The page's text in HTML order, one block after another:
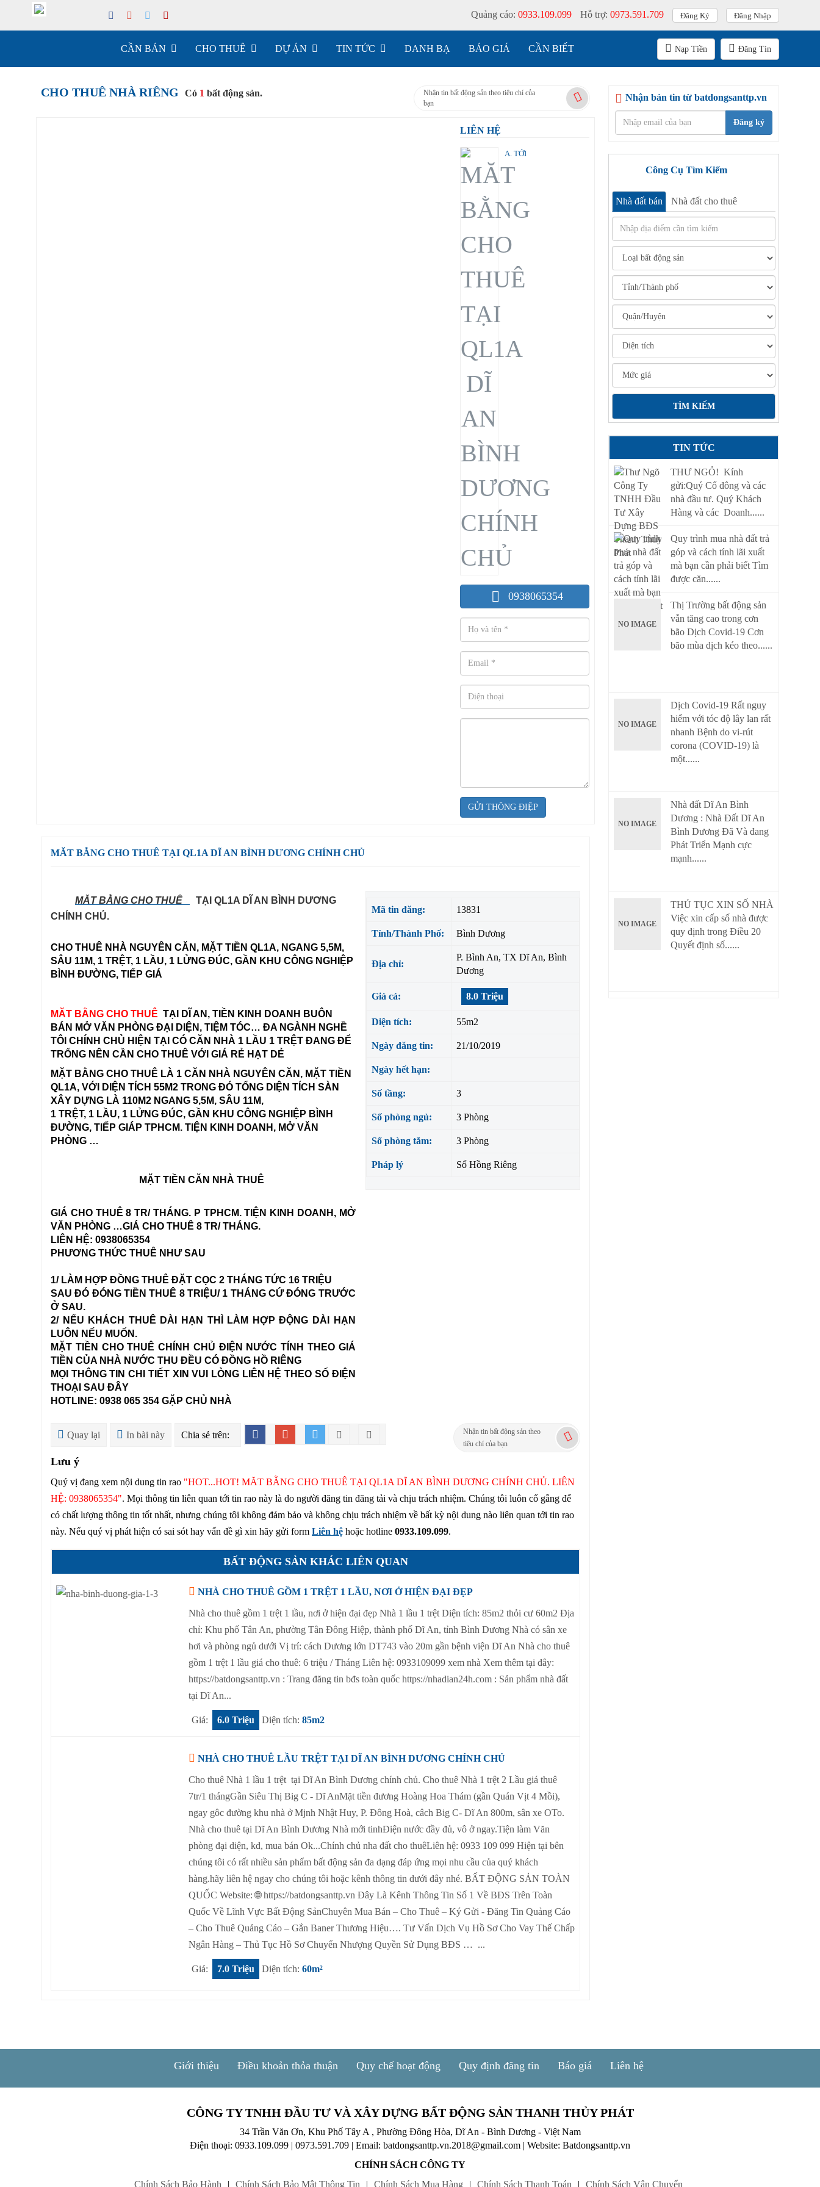
Quảng cáo: 0933.109.099 Hỗ trợ: 0973.591.709 Đăng Ký Đăng Nhập
CẦN BÁN CHO THUÊ DỰ ÁN TIN TỨC DANH BẠ BÁO GIÁ CẦN BIẾT Nạp Tiền Đăng Tin
CHO THUÊ NHÀ RIÊNG Có 1 bất động sản.
Nhận tin bất động sản theo tiêu chí của
bạn
LIÊN HỆ
A. TỚI
0938065354
GỬI THÔNG ĐIỆP
MĂT BẰNG CHO THUÊ TẠI QL1A DĨ AN BÌNH DƯƠNG CHÍNH CHỦ
Mã tin đăng: 13831
Tỉnh/Thành Phố: Bình Dương
Địa chỉ:
P. Bình An, TX Dĩ An, Bình
Dương
Giá cả: 8.0 Triệu
Diện tích: 55m2
Ngày đăng tin: 21/10/2019
Ngày hết hạn:
Số tầng: 3
Số phòng ngủ: 3 Phòng
Số phòng tắm: 3 Phòng
Pháp lý Sổ Hồng Riêng
MĂT BẰNG CHO THUÊ
TẠI QL1A DĨ AN BÌNH DƯƠNG
CHÍNH CHỦ.
CHO THUÊ NHÀ NGUYÊN CĂN, MẶT TIỀN QL1A, NGANG 5,5M,
SÂU 11M, 1 TRỆT, 1 LẦU, 1 LỬNG ĐÚC, GẦN KHU CÔNG NGHIỆP
BÌNH ĐƯỜNG, TIẾP GIÁ
MĂT BẰNG CHO THUÊ TẠI DĨ AN , TIỀN KINH DOANH BUÔN
BÁN MỞ VĂN PHÒNG ĐẠI DIỆN, TIỆM TÓC… ĐA NGÀNH NGHỀ
TÔI CHÍNH CHỦ HIỆN TẠI CÓ CĂN NHÀ 1 LẦU 1 TRỆT ĐANG ĐỂ
TRỐNG NÊN CẦN CHO THUÊ VỚI GIÁ RẺ HẠT DẺ
MẶT BẰNG CHO THUÊ LÀ 1 CĂN NHÀ NGUYÊN CĂN, MẶT TIỀN
QL1A, VỚI DIỆN TÍCH 55M2 TRONG ĐÓ TỔNG DIỆN TÍCH SÀN
XÂY DỰNG LÀ 110M2 NGANG 5,5M, SÂU 11M,
1 TRỆT, 1 LẦU, 1 LỬNG ĐÚC, GẦN KHU CÔNG NGHIỆP BÌNH
ĐƯỜNG, TIẾP GIÁP TPHCM. TIỆN KINH DOANH, MỞ VĂN
PHÒNG …
MẶT TIỀN CĂN NHÀ THUÊ
GIÁ CHO THUÊ 8 TR/ THÁNG. P TPHCM. TIỆN KINH DOANH, MỞ
VĂN PHÒNG …GIÁ CHO THUÊ 8 TR/ THÁNG.
LIÊN HỆ: 0938065354
PHƯƠNG THỨC THUÊ NHƯ SAU
1/ LÀM HỢP ĐỒNG THUÊ ĐẶT CỌC 2 THÁNG TỨC 16 TRIỆU
SAU ĐÓ ĐÓNG TIỀN THUÊ 8 TRIỆU/ 1 THÁNG CỨ ĐÓNG TRƯỚC
Ở SAU.
2/ NẾU KHÁCH THUÊ DÀI HẠN THÌ LÀM HỢP ĐỘNG DÀI HẠN
LUÔN NẾU MUỐN.
MẶT TIỀN CHO THUÊ CHÍNH CHỦ ĐIỆN NƯỚC TÍNH THEO GIÁ
TIỀN CỦA NHÀ NƯỚC THU ĐỀU CÓ ĐỒNG HỒ RIÊNG
MỌI THÔNG TIN CHI TIẾT XIN VUI LÒNG LIÊN HỆ THEO SỐ ĐIỆN
THOẠI SAU ĐÂY
HOTLINE: 0938 065 354 GẶP CHỦ NHÀ
Quay lại In bài này Chia sẻ trên:
Nhận tin bất động sản theo
tiêu chí của bạn
Lưu ý
Quý vị đang xem nội dung tin rao "HOT...HOT! MĂT BẰNG CHO THUÊ TẠI QL1A DĨ AN BÌNH DƯƠNG CHÍNH CHỦ. LIÊN
HỆ: 0938065354". Mọi thông tin liên quan tới tin rao này là do người đăng tin đăng tải và chịu trách nhiệm. Chúng tôi luôn cố gắng để
có chất lượng thông tin tốt nhất, nhưng chúng tôi không đảm bảo và không chịu trách nhiệm về bất kỳ nội dung nào liên quan tới tin rao
này. Nếu quý vị phát hiện có sai sót hay vấn đề gì xin hãy gửi form Liên hệ hoặc hotline 0933.109.099.
BẤT ĐỘNG SẢN KHÁC LIÊN QUAN
NHÀ CHO THUÊ GỒM 1 TRỆT 1 LẦU, NƠI Ở HIỆN ĐẠI ĐẸP
Nhà cho thuê gồm 1 trệt 1 lầu, nơi ở hiện đại đẹp Nhà 1 lầu 1 trệt Diện tích: 85m2 thỏi cư 60m2 Địa
chỉ: Khu phố Tân An, phường Tân Đông Hiệp, thành phố Dĩ An, tỉnh Bình Dương Nhà có sân xe
hơi và phòng ngủ dưới Vị trí: cách Dương lớn DT743 vào 20m gần bệnh viện Dĩ An Nhà cho thuê
gồm 1 trệt 1 lầu giá cho thuê: 6 triệu / Tháng Liên hệ: 0933109099 xem nhà Xem thêm tại đây:
https://batdongsanttp.vn : Trang đăng tin bđs toàn quốc https://nhadian24h.com : Sản phẩm nhà đất
tại Dĩ An...
Giá: 6.0 Triệu Diện tích: 85m2
NHÀ CHO THUÊ LẦU TRỆT TẠI DĨ AN BÌNH DƯƠNG CHÍNH CHỦ
Cho thuê Nhà 1 lầu 1 trệt tại Dĩ An Bình Dương chính chủ. Cho thuê Nhà 1 trệt 2 Lầu giá thuê
7tr/1 thángGần Siêu Thị Big C - Dĩ AnMặt tiền đương Hoàng Hoa Thám (gần Quán Vịt 4 Mồi),
ngay gôc đường khu nhà ở Mjnh Nhật Huy, P. Đông Hoà, câch Big C- Dĩ An 800m, sân xe OTo.
Nhà cho thuê tại Dĩ An Bình Dương Nhà mới tinhĐiện nước đầy đủ, vô ở ngay.Tiện làm Văn
phòng đại diện, kd, mua bán Ok...Chính chủ nha đất cho thuêLiên hệ: 0933 109 099 Hiện tại bên
chúng tôi có rất nhiều sản phẩm bất động sản đa dạng đáp ứng mọi nhu cầu của quý khách
hàng.hãy liên hệ ngay cho chúng tôi hoặc kênh thông tin dưới đây nhé. BẤT ĐỘNG SẢN TOÀN
QUỐC Website: 🌐 https://batdongsanttp.vn Đây Là Kênh Thông Tin Số 1 Về BĐS Trên Toàn
Quốc Về Lĩnh Vực Bất Động SảnChuyên Mua Bán – Cho Thuê – Ký Gửi - Đăng Tin Quảng Cáo
– Cho Thuê Quảng Cáo – Gắn Baner Thương Hiệu…. Tư Vấn Dịch Vụ Hồ Sơ Cho Vay Thế Chấp
Ngân Hàng – Thủ Tục Hồ Sơ Chuyển Nhượng Quyền Sử Dụng BĐS … ...
Giá: 7.0 Triệu Diện tích: 60m²
Nhận bản tin từ batdongsanttp.vn
Đăng ký
Công Cụ Tìm Kiếm
Nhà đất bán Nhà đất cho thuê
TIN TỨC
THƯ NGỎ! Kính
gửi:Quý Cổ đông và các
nhà đầu tư. Quý Khách
Hàng và các Doanh......
Quy trình mua nhà đất trả
góp và cách tính lãi xuất
mà bạn cần phải biết Tìm
được căn......
NO IMAGE
Thị Trường bất động sản
vẫn tăng cao trong cơn
bão Dịch Covid-19 Cơn
bão mùa dịch kéo theo......
NO IMAGE
Dịch Covid-19 Rất nguy
hiểm với tóc độ lây lan rất
nhanh Bệnh do vi-rút
corona (COVID-19) là
một......
NO IMAGE
Nhà đất Dĩ An Bình
Dương : Nhà Đất Dĩ An
Bình Dương Đã Và đang
Phát Triển Mạnh cực
mạnh......
NO IMAGE
THỦ TỤC XIN SỐ NHÀ
Việc xin cấp số nhà được
quy định trong Điều 20
Quyết định số......
Giới thiệu Điều khoản thỏa thuận Quy chế hoạt động Quy định đăng tin Báo giá Liên hệ
CÔNG TY TNHH ĐẦU TƯ VÀ XÂY DỰNG BẤT ĐỘNG SẢN THANH THỦY PHÁT
34 Trần Văn Ơn, Khu Phố Tây A , Phường Đông Hòa, Dĩ An - Bình Dương - Việt Nam
Điện thoại: 0933.109.099 | 0973.591.709 | Email: batdongsanttp.vn.2018@gmail.com | Website: Batdongsanttp.vn
CHÍNH SÁCH CÔNG TY
Chính Sách Bảo Hành
| Chính Sách Bảo Mật Thông Tin | Chính Sách Mua Hàng | Chính Sách Thanh Toán | Chính Sách Vận Chuyển